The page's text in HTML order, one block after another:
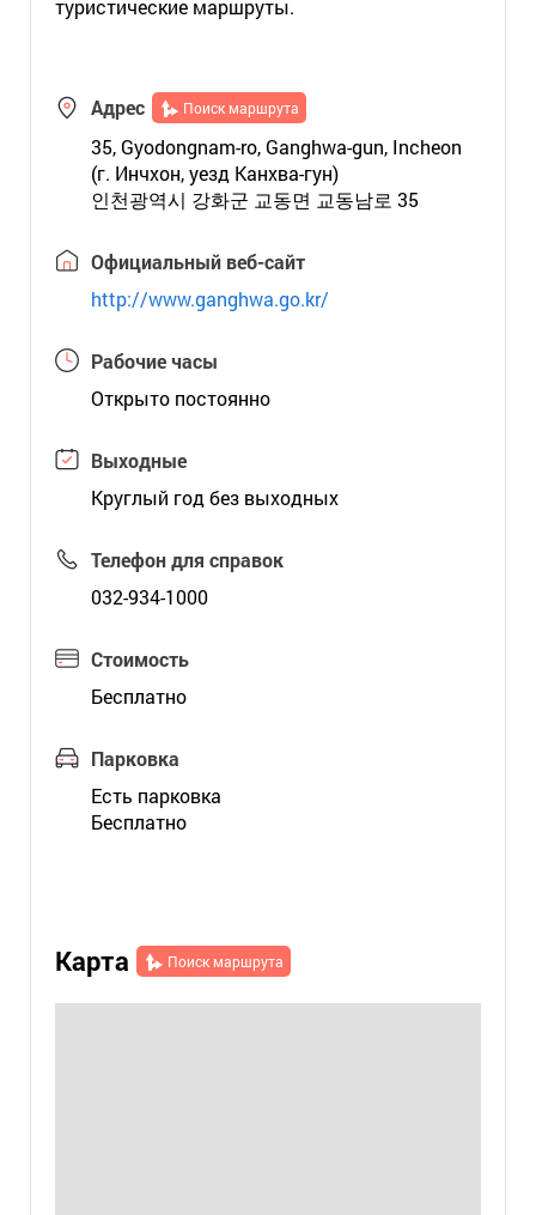
туристические маршруты.
Адрес Поиск маршрута
35, Gyodongnam-ro, Ganghwa-gun, Incheon
(г. Инчхон, уезд Канхва-гун)
인천광역시 강화군 교동면 교동남로 35
Официальный веб-сайт
http://www.ganghwa.go.kr/
Рабочие часы
Открыто постоянно
Выходные
Круглый год без выходных
Телефон для справок
032-934-1000
Стоимость
Бесплатно
Парковка
Есть парковка
Бесплатно
Карта Поиск маршрута